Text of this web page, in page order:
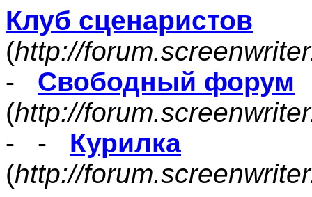
Клуб сценаристов
(http://
- Свободный форум
(http://
- - Курилка
(http://